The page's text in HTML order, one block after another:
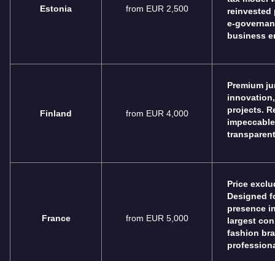
Estonia from EUR 2,500
reinvested
e-
business
Finland from EUR 4,000
Premium
projects.
France from EUR 5,000
Price
Designed
presence
largest
fashion